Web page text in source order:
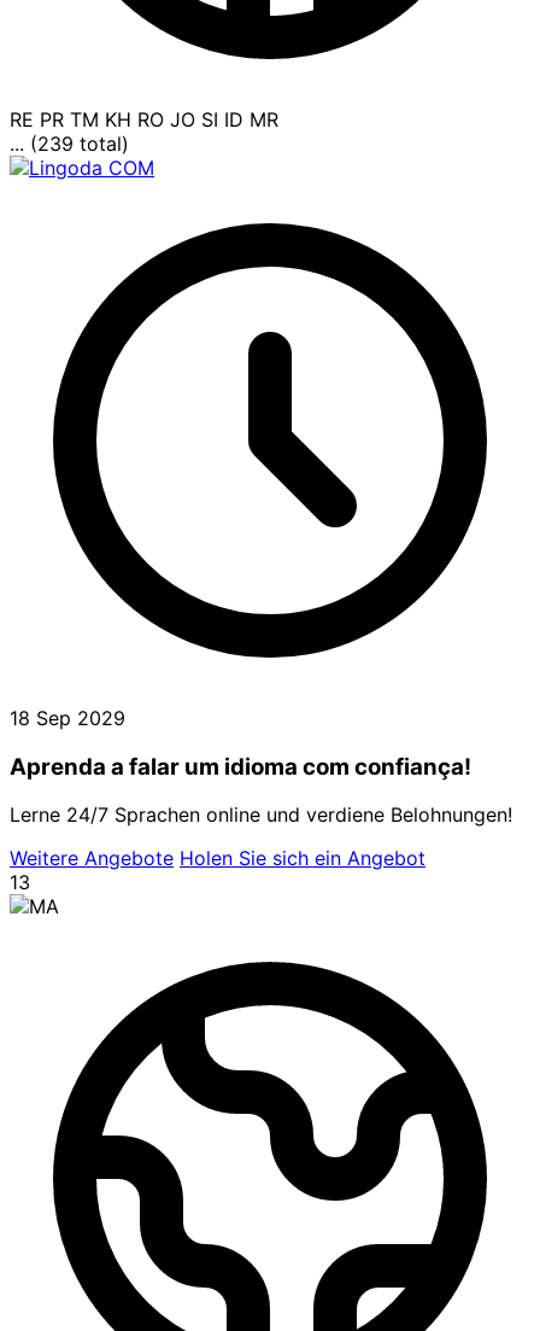
RE PR TM KH RO JO SI ID MR
... (239 total)
18 Sep 2029
Aprenda a falar um idioma com confiança!
Lerne 24/7 Sprachen online und verdiene Belohnungen!
Weitere Angebote Holen Sie sich ein Angebot
13